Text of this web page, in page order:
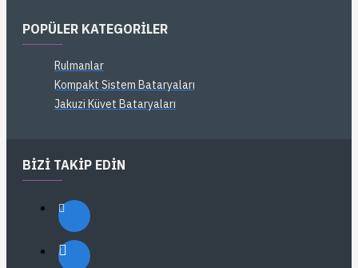
POPÜLER KATEGORILER
Rulmanlar
Kompakt Sistem Bataryaları
Jakuzi Küvet Bataryaları
BIZI TAKIP EDIN